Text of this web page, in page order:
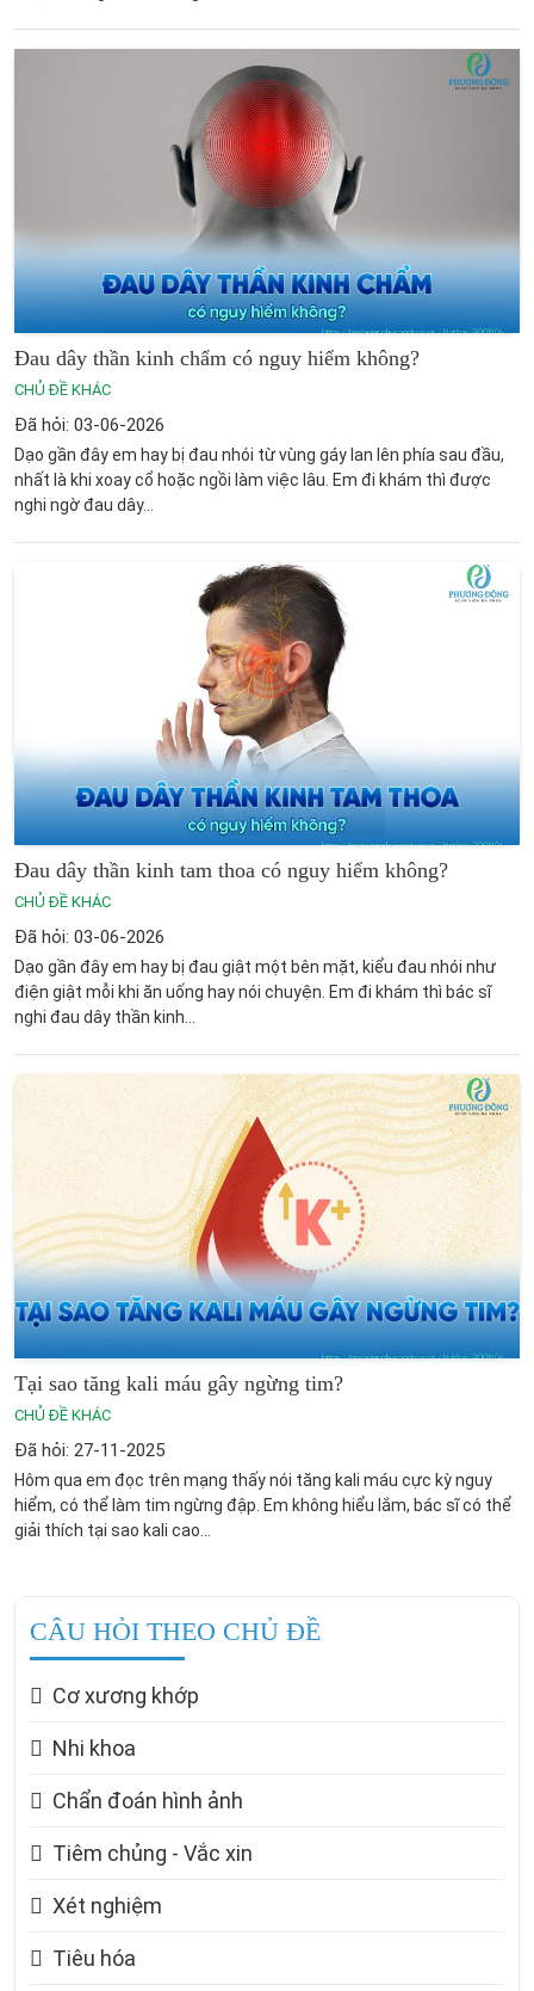
Đau dây thần kinh chẩm có nguy hiểm không?
CHỦ ĐỀ KHÁC
Đã hỏi: 03-06-2026
Dạo gần đây em hay bị đau nhói từ vùng gáy lan lên phía sau đầu,
nhất là khi xoay cổ hoặc ngồi làm việc lâu. Em đi khám thì được
nghi ngờ đau dây...
Đau dây thần kinh tam thoa có nguy hiểm không​?
CHỦ ĐỀ KHÁC
Đã hỏi: 03-06-2026
Dạo gần đây em hay bị đau giật một bên mặt, kiểu đau nhói như
điện giật mỗi khi ăn uống hay nói chuyện. Em đi khám thì bác sĩ
nghi đau dây thần kinh...
Tại sao tăng kali máu gây ngừng tim?
CHỦ ĐỀ KHÁC
Đã hỏi: 27-11-2025
Hôm qua em đọc trên mạng thấy nói tăng kali máu cực kỳ nguy
hiểm, có thể làm tim ngừng đập. Em không hiểu lắm, bác sĩ có thể
giải thích tại sao kali cao...
CÂU HỎI THEO CHỦ ĐỀ
Cơ xương khớp
Nhi khoa
Chẩn đoán hình ảnh
Tiêm chủng - Vắc xin
Xét nghiệm
Tiêu hóa